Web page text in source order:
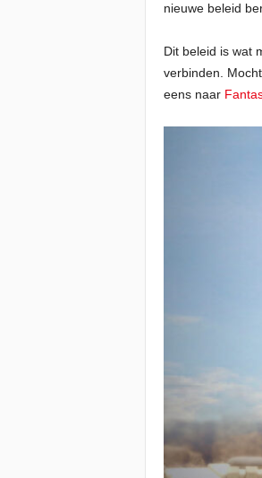
nieuwe beleid
Dit beleid is wat
verbinden.
eens naar